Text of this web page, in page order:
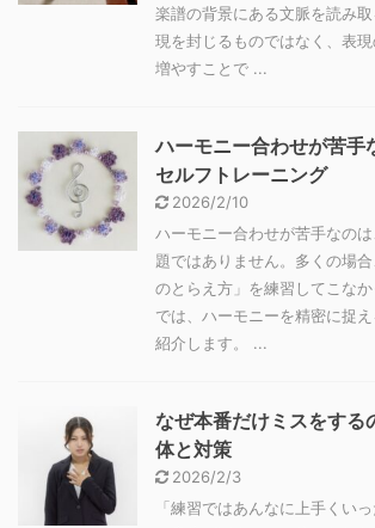
楽譜の背景にある文脈を読み
現を封じるものではなく、表
増やすことで ...
ハーモニー合わせが苦手
セルフトレーニング
2026/2/10
ハーモニー合わせが苦手なの
題ではありません。多くの場
のとらえ方」を練習してこな
では、ハーモニーを精密に捉
紹介します。 ...
なぜ本番だけミスをする
体と対策
2026/2/3
「練習ではあんなに上手くい